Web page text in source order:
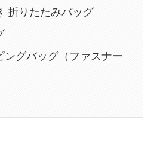
折りたたみバッグ
ングバッグ（ファスナー